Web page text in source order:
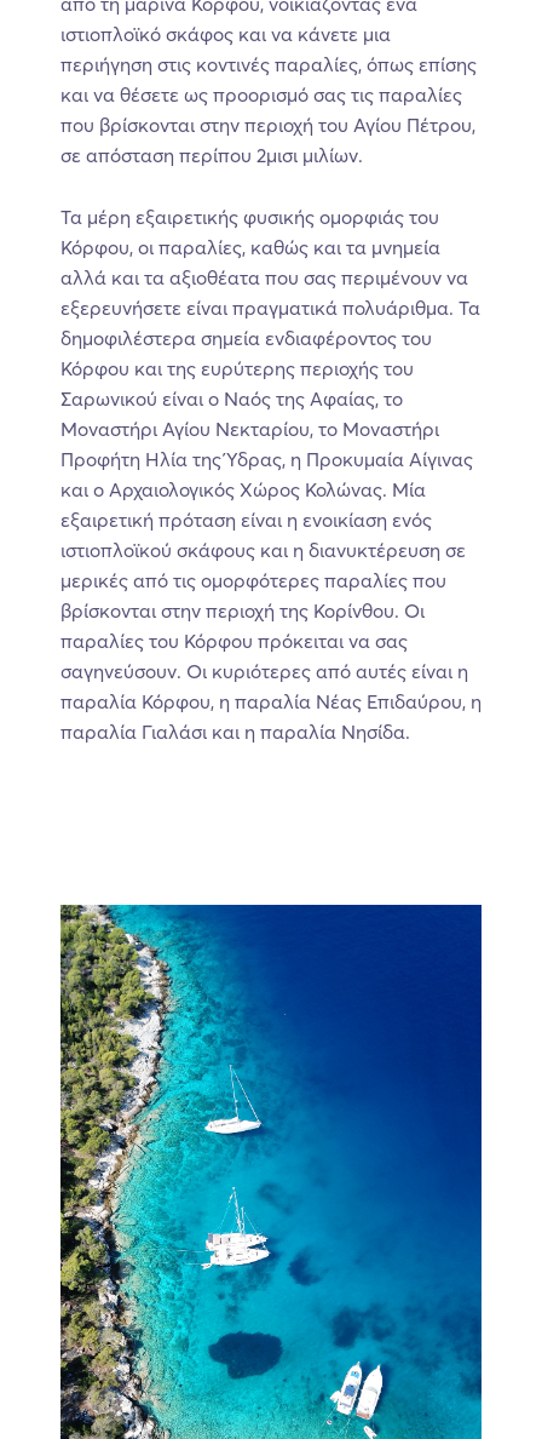
ιστιοπλοϊκό σκάφος και να κάνετε μια
περιήγηση στις κοντινές παραλίες, όπως επίσης
και να θέσετε ως προορισμό σας τις παραλίες
που βρίσκονται στην περιοχή του Αγίου Πέτρου,
σε απόσταση περίπου 2μισι μιλίων.
Τα μέρη εξαιρετικής φυσικής ομορφιάς του
Κόρφου, οι παραλίες, καθώς και τα μνημεία
αλλά και τα αξιοθέατα που σας περιμένουν να
εξερευνήσετε είναι πραγματικά πολυάριθμα. Τα
δημοφιλέστερα σημεία ενδιαφέροντος του
Κόρφου και της ευρύτερης περιοχής του
Σαρωνικού είναι ο Ναός της Αφαίας, το
Μοναστήρι Αγίου Νεκταρίου, το Μοναστήρι
Προφήτη Ηλία της Ύδρας, η Προκυμαία Αίγινας
και ο Αρχαιολογικός Χώρος Κολώνας. Μία
εξαιρετική πρόταση είναι η ενοικίαση ενός
ιστιοπλοϊκού σκάφους και η διανυκτέρευση σε
μερικές από τις ομορφότερες παραλίες που
βρίσκονται στην περιοχή της Κορίνθου. Οι
παραλίες του Κόρφου πρόκειται να σας
σαγηνεύσουν. Οι κυριότερες από αυτές είναι η
παραλία Κόρφου, η παραλία Νέας Επιδαύρου, η
παραλία Γιαλάσι και η παραλία Νησίδα.